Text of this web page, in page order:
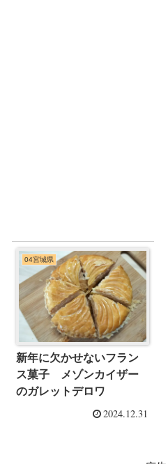
04宮城県
新年に欠かせないフラン
ス菓子 メゾンカイザー
のガレットデロワ
2024.12.31